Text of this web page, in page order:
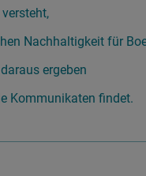
Nachhaltigkeit für
ergeben
Kommunikaten findet.